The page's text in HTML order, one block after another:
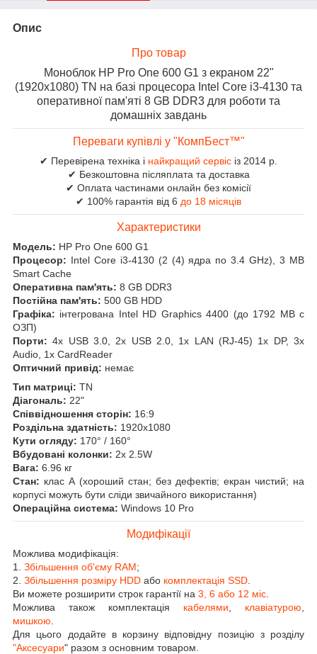
Опис
Про товар
Моноблок HP Pro One 600 G1 з екраном 22"
(1920x1080) TN на базі процесора Intel Core i3-4130 та
оперативної пам'яті 8 GB DDR3 для роботи та
домашніх завдань
Переваги купівлі у "КомпБест™"
✔ Перевірена техніка і найкращий сервіс із 2014 р.
✔ Безкоштовна післяплата та доставка
✔ Оплата частинами онлайн без комісії
✔ 100% гарантія від 6 до 18 місяців
Характеристики
Модель: HP Pro One 600 G1
Процесор: Intel Core i3-4130 (2 (4) ядра по 3.4 GHz), 3 MB
Smart Cache
Оперативна пам'ять: 8 GB DDR3
Постійна пам'ять: 500 GB HDD
Графіка: інтегрована Intel HD Graphics 4400 (до 1792 MB с
ОЗП)
Порти:4x USB 3.0, 2x USB 2.0, 1x LAN (RJ-45) 1x DP, 3x
Audio, 1x CardReader
Оптичний привід: немає
Тип матриці: TN
Діагональ: 22"
Співвідношення сторін: 16:9
Роздільна здатність: 1920x1080
Кути огляду: 170° / 160°
Вбудовані колонки: 2x 2.5W
Вага: 6.96 кг
Стан: клас А (хороший стан; без дефектів; екран чистий; на
корпусі можуть бути сліди звичайного використання)
Операційна система: Windows 10 Pro
Модифікації
Можлива модифікація:
1. Збільшення об'єму RAM;
2. Збільшення розміру HDD або комплектація SSD
Ви можете розширити строк гарантії на 3, 6 або 12 міс
Можлива також комплектація кабелями клавіатурою
мишкою
Для цього додайте в корзину відповідну позицію з розділу
"Аксесуари" разом з основним товаром.